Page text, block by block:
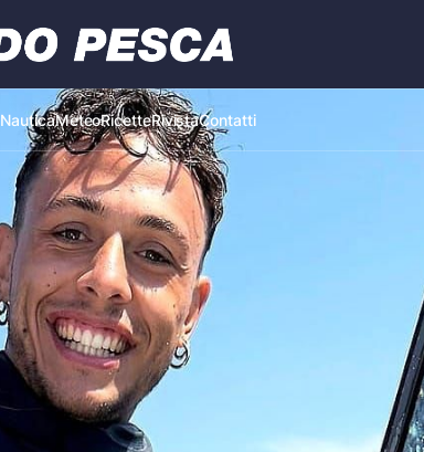
NauticaMeteoRicetteRivistaContatti